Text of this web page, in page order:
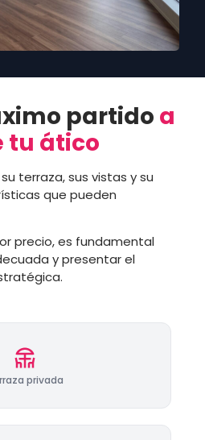
partido a
tu ático
terraza, sus vistas y su
que pueden
precio, es fundamental
y presentar el
privada